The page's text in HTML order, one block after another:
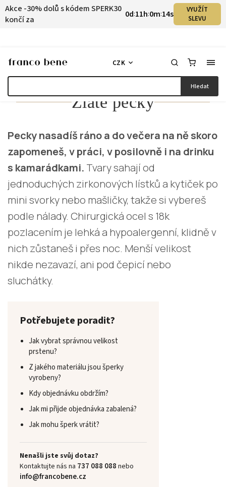
Akce -30% dolů s kódem SPERK30
končí za
0d:11h:0m:14s
VYUŽÍT
SLEVU
Hledat
CZK
Zlaté pecky
Pecky nasadíš ráno a do večera na ně skoro
zapomeneš, v práci, v posilovně i na drinku
s kamarádkami. Tvary sahají od
jednoduchých zirkonových lístků a kytiček po
mini svorky nebo mašličky, takže si vybereš
podle nálady. Chirurgická ocel s 18k
pozlacením je lehká a hypoalergenní, klidně v
nich zůstaneš i přes noc. Menší velikost
nikde nezavazí, ani pod čepicí nebo
sluchátky.
Potřebujete poradit?
Jak vybrat správnou velikost
prstenu?
Z jakého materiálu jsou šperky
vyrobeny?
Kdy objednávku obdržím?
Jak mi přijde objednávka zabalená?
Jak mohu šperk vrátit?
Nenašli jste svůj dotaz?
Kontaktujte nás na 737 088 088 nebo
info@francobene.cz